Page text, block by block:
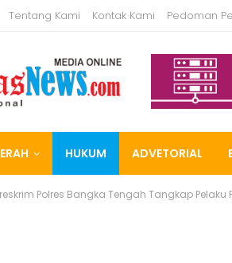
Tentang Kami Kontak Kami Pedoman
HUKUM ADVETORIAL
Polres Bangka Tengah Tangkap